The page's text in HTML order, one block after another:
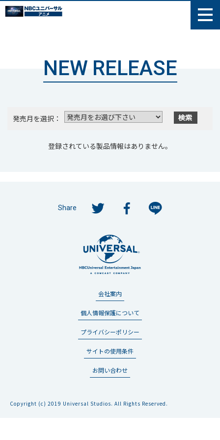
NEW RELEASE
発売月を選択：
登録されている製品情報はありません。
Share
会社案内
個人情報保護について
プライバシーポリシー
サイトの使用条件
お問い合わせ
Copyright (c) 2019 Universal Studios. All Rights Reserved.